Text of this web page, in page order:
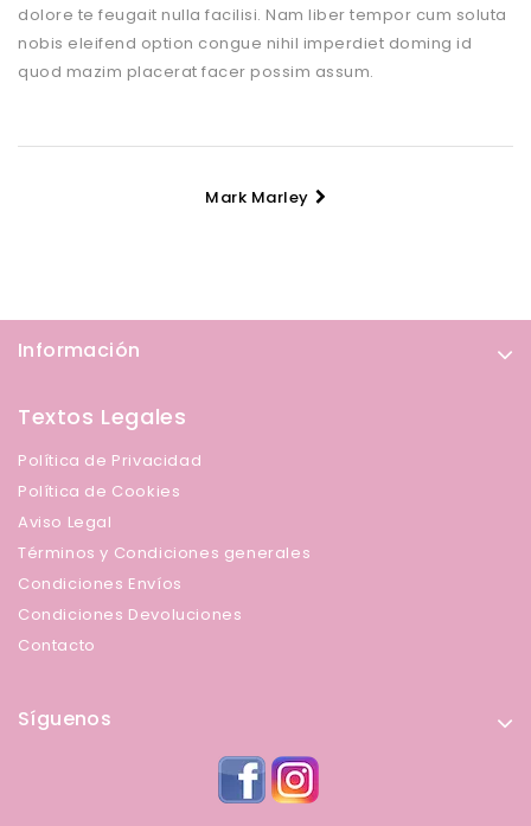
dolore te feugait nulla facilisi. Nam liber tempor cum soluta
nobis eleifend option congue nihil imperdiet doming id
quod mazim placerat facer possim assum.
Mark Marley
Información
Textos Legales
Política de Privacidad
Política de Cookies
Aviso Legal
Términos y Condiciones generales
Condiciones Envíos
Condiciones Devoluciones
Contacto
Síguenos